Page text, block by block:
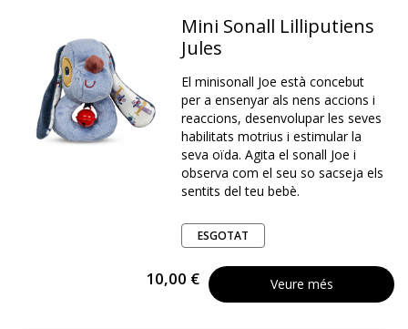
Mini Sonall Lilliputiens
Jules
El minisonall Joe està concebut
per a ensenyar als nens accions i
reaccions, desenvolupar les seves
habilitats motrius i estimular la
seva oïda. Agita el sonall Joe i
observa com el seu so sacseja els
sentits del teu bebè.
ESGOTAT
10,00 € Veure més